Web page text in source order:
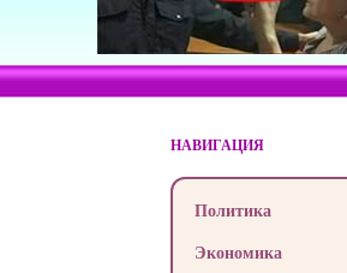
НАВИГАЦИЯ
Политика
Экономика